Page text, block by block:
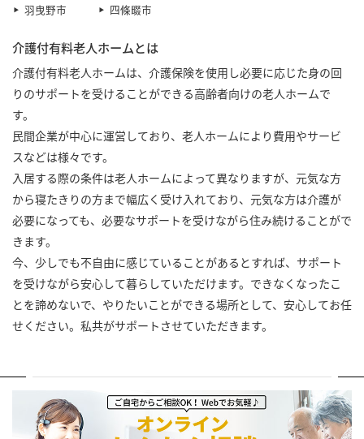
羽曳野市
四條畷市
介護付有料老人ホームとは
介護付有料老人ホームは、介護保険を使用し必要に応じた身の回
りのサポートを受けることができる高齢者向けの老人ホームで
す。
民間企業が中心に運営しており、老人ホームにより費用やサービ
スなどは様々です。
入居する際の条件は老人ホームによって異なりますが、元気な方
から寝たきりの方まで幅広く受け入れており、元気な方は介護が
必要になっても、必要なサポートを受けながら住み続けることがで
きます。
今、少しでも不自由に感じていることがあるとすれば、サポート
を受けながら安心して暮らしていただけます。できなくなったこ
とを諦めないで、やりたいことができる場所として、安心してお任
せください。私共がサポートさせていただきます。